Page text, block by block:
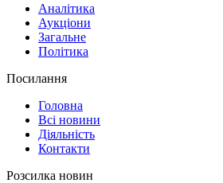
Аналітика
Аукціони
Загальне
Політика
Посилання
Головна
Всі новини
Діяльність
Контакти
Розсилка новин